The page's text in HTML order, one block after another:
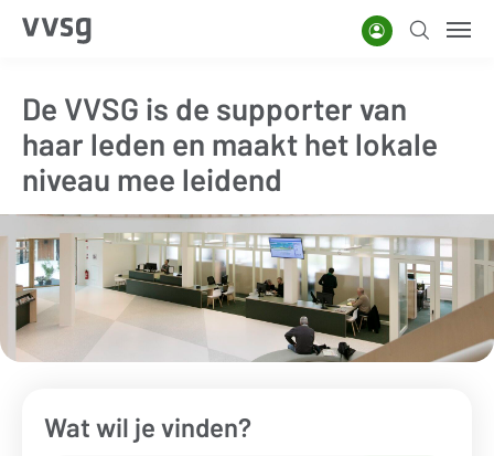
Overslaan
inhoud
gaan
AccountZoeken
De VVSG is de supporter van
haar leden en maakt het lokale
niveau mee leidend
Wat wil je vinden?